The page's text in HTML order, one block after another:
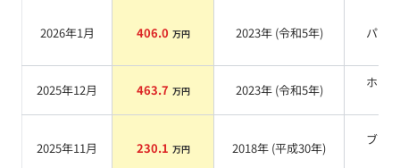
2026年1月 406.0 万円 2023年 (令和5年) パール
2025年12月 463.7 万円 2023年 (令和5年)
ホワ
2025年11月 230.1 万円 2018年 (平成30年)
ブラ